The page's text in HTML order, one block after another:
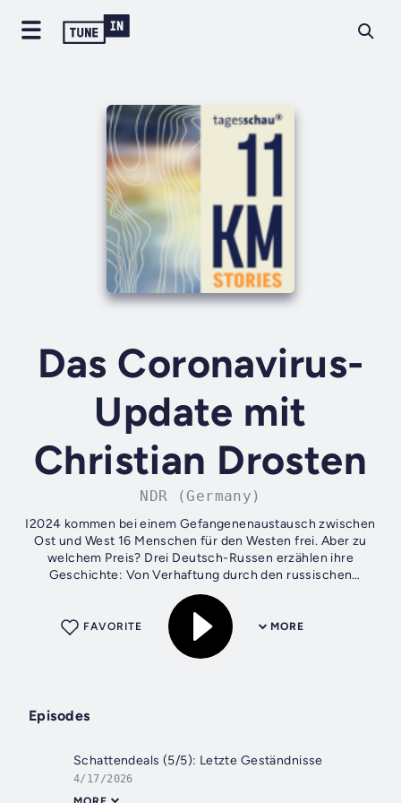
Das Coronavirus-
Update mit
Christian Drosten
NDR (Germany)
I2024 kommen bei einem Gefangenenaustausch zwischen
Ost und West 16 Menschen für den Westen frei. Aber zu
welchem Preis? Drei Deutsch-Russen erzählen ihre
Geschichte: Von Verhaftung durch den russischen
Geheimdienst, Haft, Straflager und davon, wie...
MORE
FAVORITE
Episodes
Schattendeals (5/5): Letzte Geständnisse
4/17/2026